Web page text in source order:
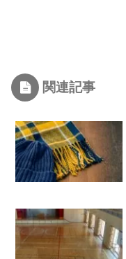
関連記事